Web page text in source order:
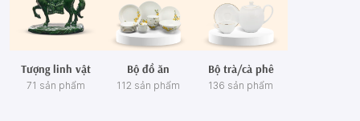
Tượng linh vật
71 sản phẩm
Bộ đồ ăn
112 sản phẩm
Bộ trà/cà phê
136 sản phẩm